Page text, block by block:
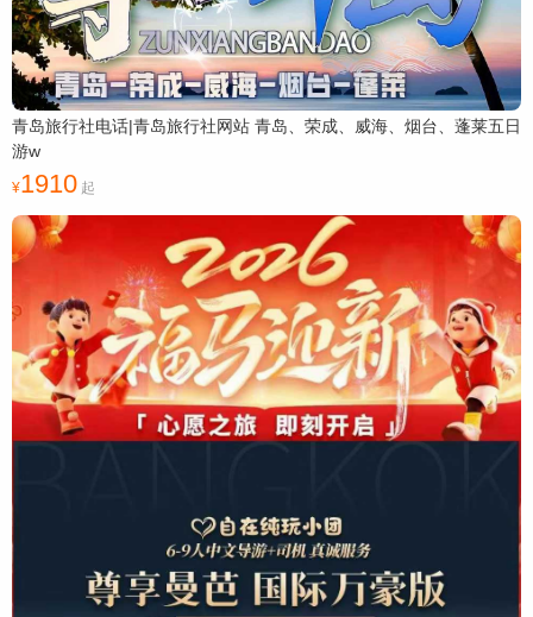
青岛旅行社电话|青岛旅行社网站 青岛、荣成、威海、烟台、蓬莱五日
游w
1910 起